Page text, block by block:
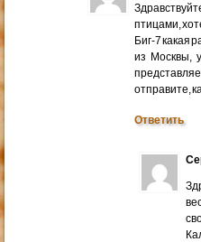
птицами,
Биг-7 какая
из Москвы,
отправите,
Ответить